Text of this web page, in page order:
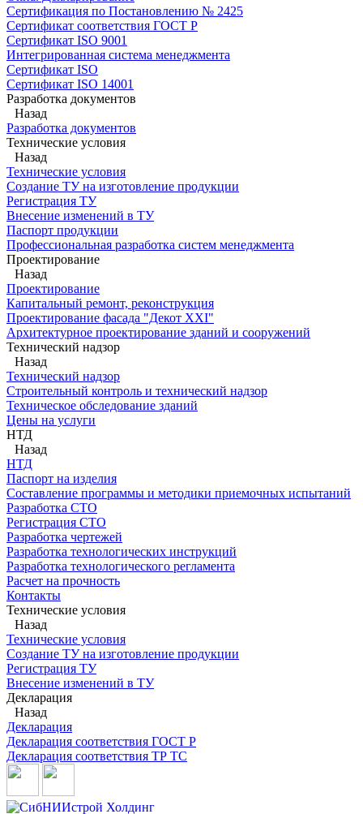
Сертификация по Постановлению № 2425
Сертификат соответствия ГОСТ Р
Сертификат ISO 9001
Интегрированная система менеджмента
Сертификат ISO
Сертификат ISO 14001
Разработка документов
Назад
Разработка документов
Технические условия
Назад
Технические условия
Создание ТУ на изготовление продукции
Регистрация ТУ
Внесение изменений в ТУ
Паспорт продукции
Профессиональная разработка систем менеджмента
Проектирование
Назад
Проектирование
Капитальный ремонт, реконструкция
Проектирование фасада "Декот XXI"
Архитектурное проектирование зданий и сооружений
Технический надзор
Назад
Технический надзор
Строительный контроль и технический надзор
Техническое обследование зданий
Цены на услуги
НТД
Назад
НТД
Паспорт на изделия
Составление программы и методики приемочных испытаний
Разработка СТО
Регистрация СТО
Разработка чертежей
Разработка технологических инструкций
Разработка технологического регламента
Расчет на прочность
Контакты
Технические условия
Назад
Технические условия
Создание ТУ на изготовление продукции
Регистрация ТУ
Внесение изменений в ТУ
Декларация
Назад
Декларация
Декларация соответствия ГОСТ Р
Декларация соответствия ТР ТС